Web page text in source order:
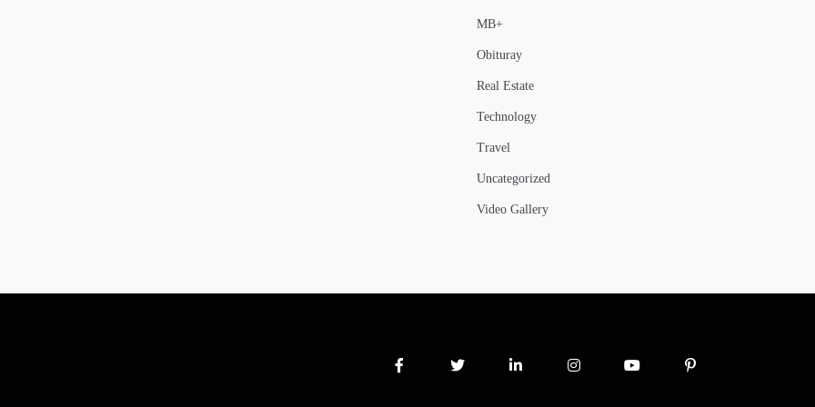
MB+
Obituray
Real Estate
Technology
Travel
Uncategorized
Video Gallery